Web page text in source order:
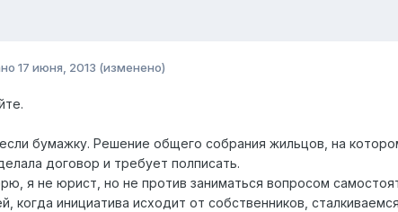
17 июня, 2013 (изменено)
бумажку. Решение общего собрания жильцов, на
договор и требует полписать.
я не юрист, но не против заниматься вопросом
когда инициатива исходит от собственников,